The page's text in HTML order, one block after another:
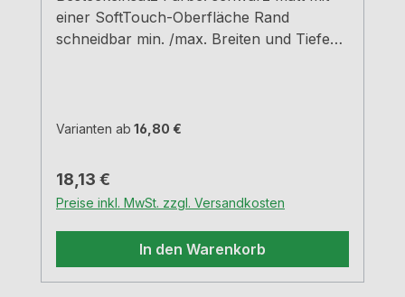
einer SoftTouch-Oberfläche Rand
schneidbar min. /max. Breiten und Tiefen
Varianten ab 16,80 €
Regulärer Preis:
18,13 €
Preise inkl. MwSt. zzgl. Versandkosten
In den Warenkorb